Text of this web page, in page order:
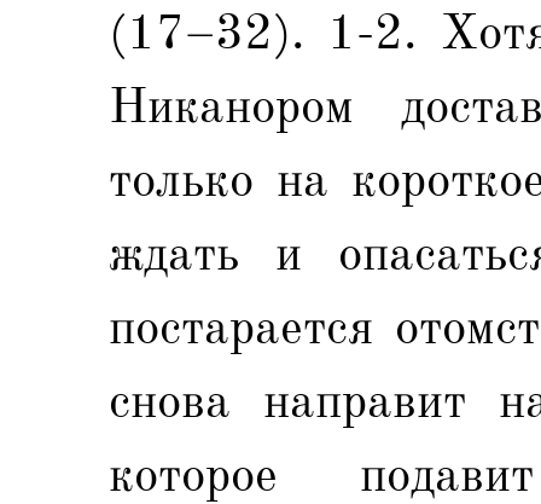
(17–32). 1-2.
Никанором
только на
ждать и
постарается
снова направит
которое